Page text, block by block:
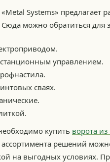
Systems» предлагает
можно обратиться для
управлением.
сваях.
купить ворота
решений
на выгодных условиях.